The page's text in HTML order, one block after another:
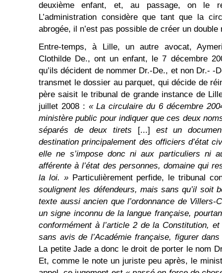
deuxième enfant, et, au passage, on le
L’administration considère que tant que la
abrogée, il n’est pas possible de créer un
Entre-temps, à Lille, un autre avocat,
Clothilde De., ont un enfant, le 7 décembre
qu’ils décident de nommer Dr.-De., et non Dr.- -
transmet le dossier au parquet, qui décide de
père saisit le tribunal de grande instance de
juillet 2008 : « La circulaire du 6 décembre
ministère public pour indiquer que ces deux
séparés de deux tirets [...] est un
destination principalement des officiers d’état
elle ne s’impose donc ni aux particuliers ni
afférente à l’état des personnes, domaine qui
la loi. » Particulièrement perfide, le tribunal
soulignent les défendeurs, mais sans qu’il soit
texte aussi ancien que l’ordonnance de Villers-
un signe inconnu de la langue française,
conformément à l’article 2 de la Constitution,
sans avis de l’Académie française, figurer
La petite Jade a donc le droit de porter le nom
Et, comme le note un juriste peu après, le